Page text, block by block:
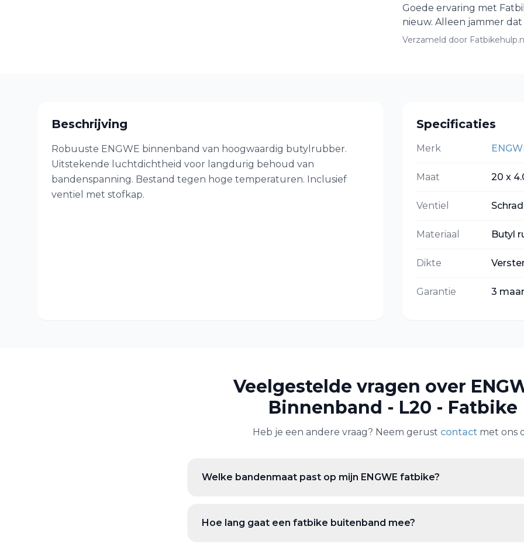
Goede ervaring met
nieuw. Alleen jammer
Verzameld door
Beschrijving
Robuuste ENGWE binnenband van hoogwaardig butylrubber.
Uitstekende luchtdichtheid voor langdurig behoud van
bandenspanning. Bestand tegen hoge temperaturen. Inclusief
ventiel met stofkap.
Specificaties
Merk
Maat 20 x
Ventiel
Materiaal Butyl
Dikte
Garantie 3
Veelgestelde vragen over
Binnenband - L20 - Fatbike
Heb je een andere vraag? Neem gerust contactmet ons
Welke bandenmaat past op mijn ENGWE fatbike?
Hoe lang gaat een fatbike buitenband mee?